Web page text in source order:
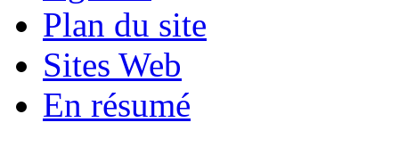
Plan du site
Sites Web
En résumé